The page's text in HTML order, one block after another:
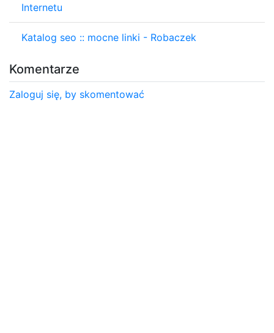
Internetu
Katalog seo :: mocne linki - Robaczek
Komentarze
Zaloguj się, by skomentować